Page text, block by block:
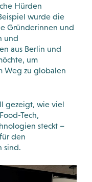
Hürden
wurde die
Gründerinnen und
und
aus Berlin und
um
Weg zu globalen
gezeigt, wie viel
Tech,
steckt –
den
sind.